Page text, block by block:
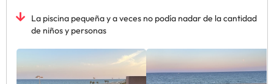
La piscina pequeña y a veces no podía nadar de la cantidad
de niños y personas